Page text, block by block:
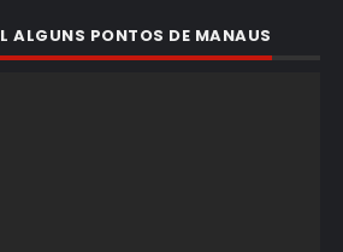
ALGUNS PONTOS DE MANAUS